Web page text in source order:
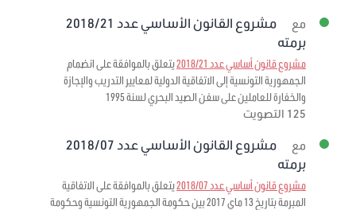
مع
مشروع القانون الأساسي عدد 2018/21
برمته
مشروع قانون أساسي عدد 2018/21
يتعلق بالموافقة على انضمام
الجمهورية التونسية إلى الاتفاقية الدولية لمعايير التدريب والإجازة
والخفارة للعاملين على سفن الصيد البحري لسنة 1995
125 التصويت
مع
مشروع القانون الأساسي عدد 2018/07
برمته
مشروع قانون أساسي عدد 2018/07
يتعلق بالموافقة على الاتفاقية
المبرمة بتاريخ 13 ماي 2017 بين حكومة الجمهورية التونسية وحكومة